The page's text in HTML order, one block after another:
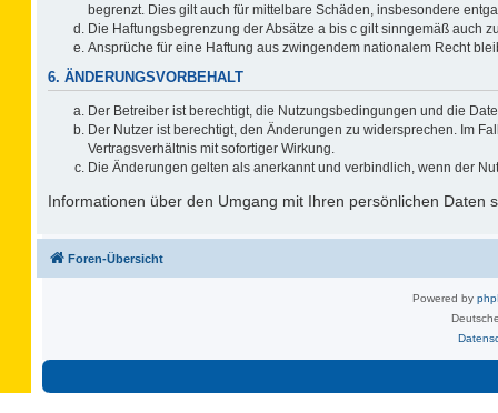
begrenzt. Dies gilt auch für mittelbare Schäden, insbesondere
Die Haftungsbegrenzung der Absätze a bis c gilt sinngemäß auch
Ansprüche für eine Haftung aus zwingendem nationalem Recht
6. ÄNDERUNGSVORBEHALT
Der Betreiber ist berechtigt, die Nutzungsbedingungen und die
Der Nutzer ist berechtigt, den Änderungen zu widersprechen. Im
Vertragsverhältnis mit sofortiger Wirkung.
Die Änderungen gelten als anerkannt und verbindlich, wenn der
Informationen über den Umgang mit Ihren persönlichen Daten
Foren-Übersicht
Powered by